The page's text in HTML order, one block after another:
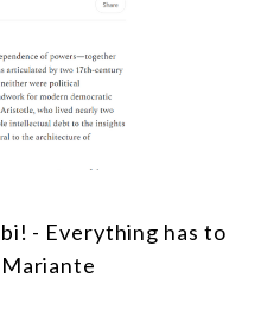
- Everything has to